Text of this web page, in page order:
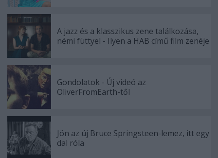
A jazz és a klasszikus zene találkozása,
némi füttyel - Ilyen a HAB című film zenéje
Gondolatok - Új videó az
OliverFromEarth-től
Jön az új Bruce Springsteen-lemez, itt egy
dal róla